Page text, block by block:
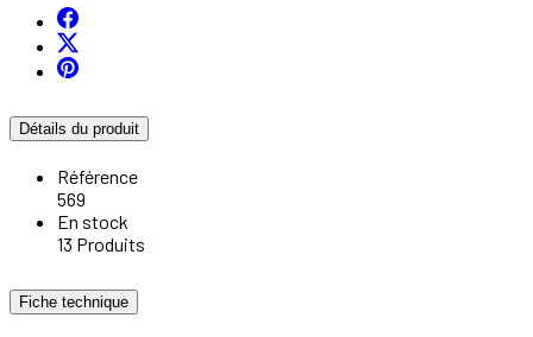
Détails du produit
Référence
569
En stock
13 Produits
Fiche technique